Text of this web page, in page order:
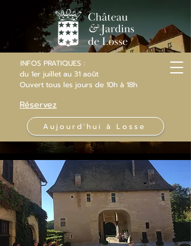
INFOS PRATIQUES :
du 1er juillet au 31 août
Ouvert tous les jours de 10h à 18h
Réservez
Aujourd'hui à Losse